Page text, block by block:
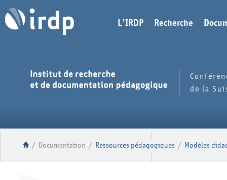
L'IRDP Recherche
de la
/ Documentation / Ressources pédagogiques / Modèles